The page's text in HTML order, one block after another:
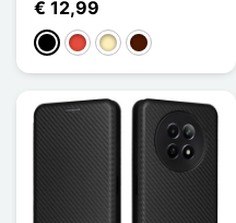
€ 12,99
ZwartRoodGoldenDonkerbruin